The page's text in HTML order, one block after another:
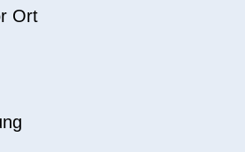
Ort